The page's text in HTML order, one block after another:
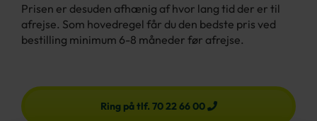
Prisen er desuden afhænig af hvor lang tid der er til
afrejse. Som hovedregel får du den bedste pris ved
bestilling minimum 6-8 måneder før afrejse.
Ring på tlf. 70 22 66 00